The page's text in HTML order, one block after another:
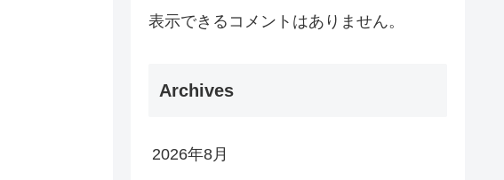
表示できるコメントはありません。
Archives
2026年8月